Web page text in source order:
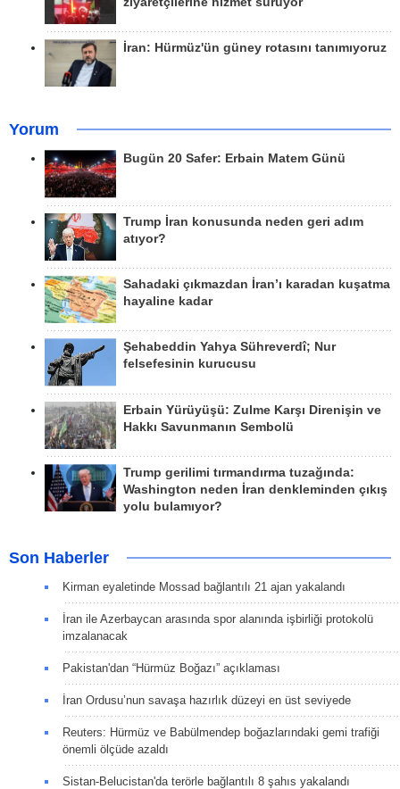
İran: Hürmüz'ün güney rotasını tanımıyoruz
Yorum
Bugün 20 Safer: Erbain Matem Günü
Trump İran konusunda neden geri adım
atıyor?
Sahadaki çıkmazdan İran’ı karadan kuşatma
hayaline kadar
Şehabeddin Yahya Sühreverdî; Nur
felsefesinin kurucusu
Erbain Yürüyüşü: Zulme Karşı Direnişin ve
Hakkı Savunmanın Sembolü
Trump gerilimi tırmandırma tuzağında:
Washington neden İran denkleminden çıkış
yolu bulamıyor?
Son Haberler
Kirman eyaletinde Mossad bağlantılı 21 ajan yakalandı
İran ile Azerbaycan arasında spor alanında işbirliği protokolü
imzalanacak
Pakistan'dan “Hürmüz Boğazı” açıklaması
İran Ordusu’nun savaşa hazırlık düzeyi en üst seviyede
Reuters: Hürmüz ve Babülmendep boğazlarındaki gemi trafiği
önemli ölçüde azaldı
Sistan-Belucistan'da terörle bağlantılı 8 şahıs yakalandı